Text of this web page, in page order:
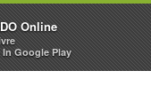
Assine
Online
In Google Play